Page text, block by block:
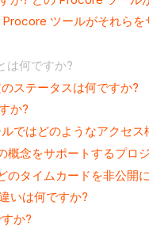
ツールがそれら
は何ですか?
ステータスは何ですか?
か?
ではどのようなアクセ
念をサポートするプロ
のタイムカードを非公開
いは何ですか?
か?